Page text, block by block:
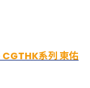
系列 東佑